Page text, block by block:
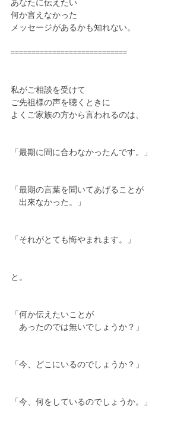
あなたに伝えたい
何か言えなかった
メッセージがあるかも知れない。
============================
私がご相談を受けて
ご先祖様の声を聴くときに
よくご家族の方から言われるのは、
「最期に間に合わなかったんです。」
「最期の言葉を聞いてあげることが
出來なかった。」
「それがとても悔やまれます。」
と。
「何か伝えたいことが
あったのでは無いでしょうか？」
「今、どこにいるのでしょうか？」
「今、何をしているのでしょうか。」